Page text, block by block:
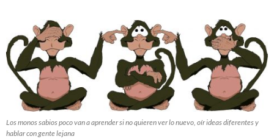
Los monos sabios poco van a aprender si no quieren ver lo nuevo, oír ideas diferentes y
hablar con gente lejana